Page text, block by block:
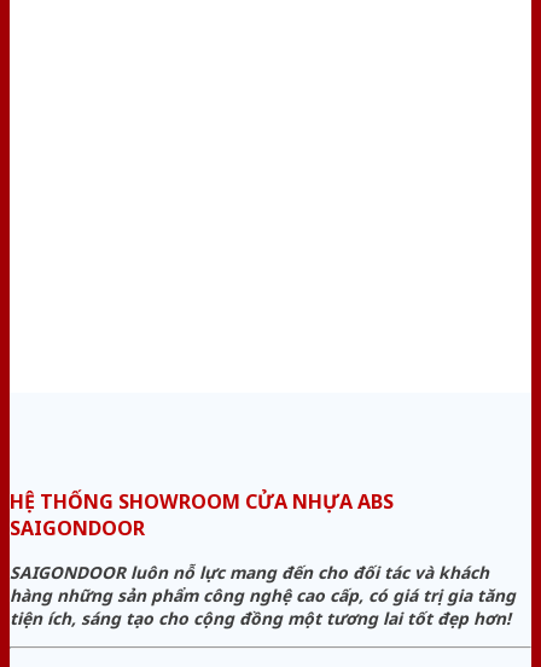
HỆ THỐNG SHOWROOM CỬA NHỰA ABS
SAIGONDOOR
SAIGONDOOR luôn nỗ lực mang đến cho đối tác và khách
hàng những sản phẩm công nghệ cao cấp, có giá trị gia tăng
tiện ích, sáng tạo cho cộng đồng một tương lai tốt đẹp hơn!